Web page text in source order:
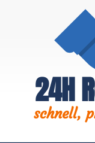
24H
schnell,